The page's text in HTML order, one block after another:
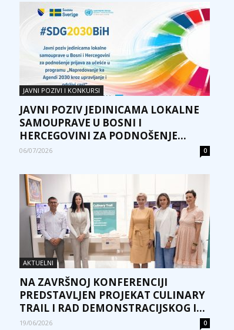
JAVNI POZIVI I KONKURSI
JAVNI POZIV JEDINICAMA LOKALNE
SAMOUPRAVE U BOSNI I
HERCEGOVINI ZA PODNOŠENJE...
06/07/2026 0
AKTUELNI
NA ZAVRŠNOJ KONFERENCIJI
PREDSTAVLJEN PROJEKAT CULINARY
TRAIL I RAD DEMONSTRACIJSKOG I...
19/06/2026 0